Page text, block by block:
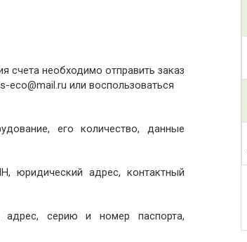
счета необходимо отправить заказ
eco@mail.ru или воспользоваться
его количество, данные
юридический адрес, контактный
серию и номер паспорта,